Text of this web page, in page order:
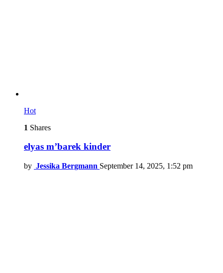
Hot
1 Shares
elyas m’barek kinder
by Jessika Bergmann September 14, 2025, 1:52 pm